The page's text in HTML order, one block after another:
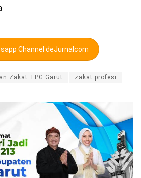
Channel deJurnalcom
Zakat TPG Garut zakat profesi